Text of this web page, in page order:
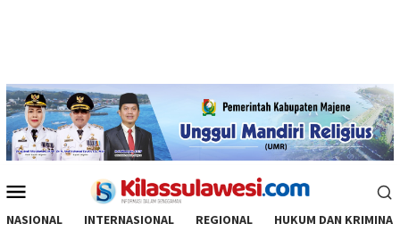
Mobile
NASIONAL INTERNASIONAL REGIONAL HUKUM DAN KRIMINAL